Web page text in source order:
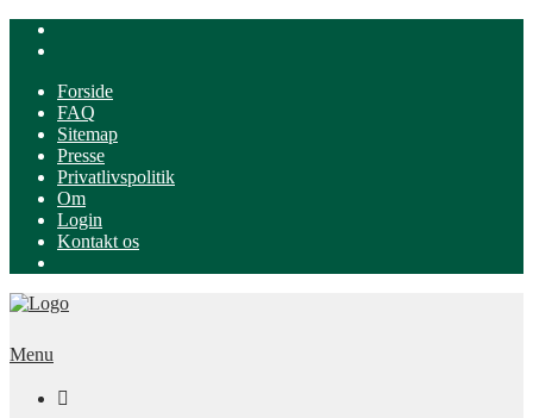
Forside
FAQ
Sitemap
Presse
Privatlivspolitik
Om
Login
Kontakt os
Menu
